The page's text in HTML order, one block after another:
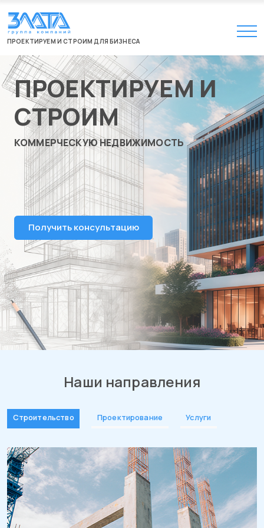
ПРОЕКТИРУЕМ И СТРОИМ ДЛЯ БИЗНЕСА
ПРОЕКТИРУЕМ И
СТРОИМ
КОММЕРЧЕСКУЮ НЕДВИЖИМОСТЬ
Получить консультацию
Наши направления
Строительство Проектирование Услуги